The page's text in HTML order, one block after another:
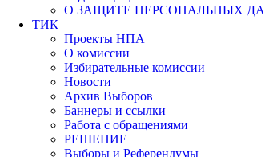
О ЗАЩИТЕ ПЕРСОНАЛЬНЫХ
ТИК
Проекты НПА
О комиссии
Избирательные комиссии
Новости
Архив Выборов
Баннеры и ссылки
Работа с обращениями
РЕШЕНИЕ
Выборы и Референдумы